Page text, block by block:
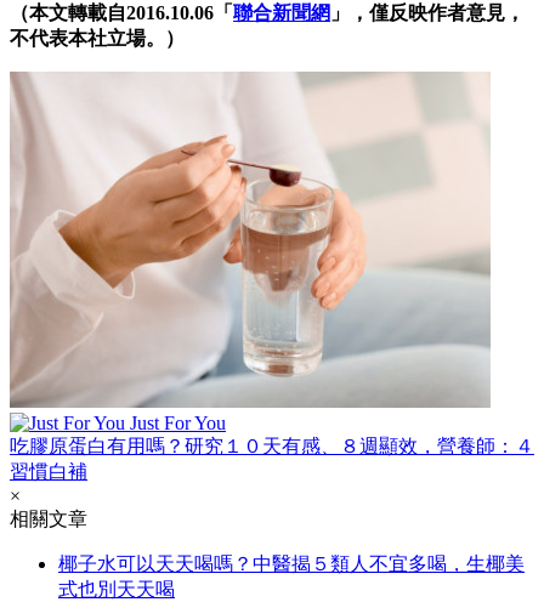
（本文轉載自2016.10.06「 聯合新聞網 」，僅反映作者意見，
不代表本社立場。）
Just For You
吃膠原蛋白有用嗎？研究１０天有感、８週顯效，營養師：４
習慣白補
×
相關文章
椰子水可以天天喝嗎？中醫揭５類人不宜多喝，生椰美
式也別天天喝